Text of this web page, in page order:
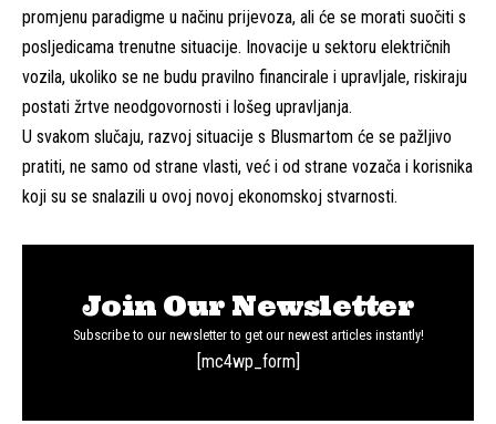
promjenu paradigme u načinu prijevoza, ali će se morati suočiti s
posljedicama trenutne situacije. Inovacije u sektoru električnih
vozila, ukoliko se ne budu pravilno financirale i upravljale, riskiraju
postati žrtve neodgovornosti i lošeg upravljanja.
U svakom slučaju, razvoj situacije s Blusmartom će se pažljivo
pratiti, ne samo od strane vlasti, već i od strane vozača i korisnika
koji su se snalazili u ovoj novoj ekonomskoj stvarnosti.
Join Our Newsletter
Subscribe to our newsletter to get our newest articles instantly!
[mc4wp_form]